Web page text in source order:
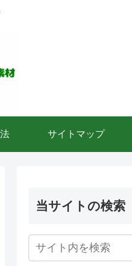
サイトマップ
当サイトの検索